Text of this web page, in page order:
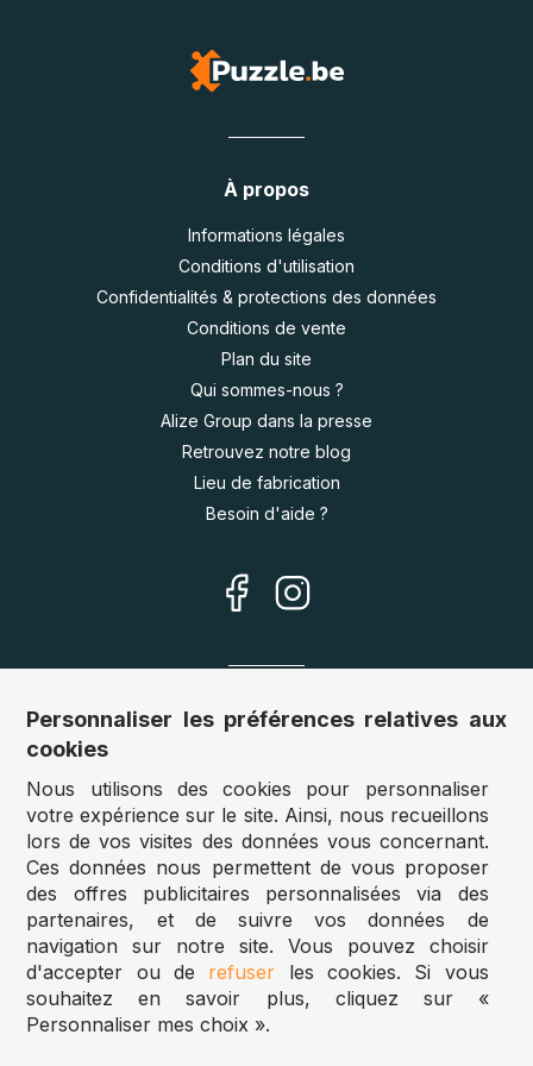
À propos
Informations légales
Conditions d'utilisation
Confidentialités & protections des données
Conditions de vente
Plan du site
Qui sommes-nous ?
Alize Group dans la presse
Retrouvez notre blog
Lieu de fabrication
Besoin d'aide ?
Nos sites
Autriche :www.puzzle.at
Belgique :www.puzzle.be
Royaume Uni :
www.jigsawpuzzle.co.uk
Accès revendeurs / détaillants
Vous avez un magasin ?
Vous souhaitez accéder à nos prix revendeurs ?
Personnaliser les préférences relatives aux
cookies
Nous utilisons des cookies pour personnaliser
votre expérience sur le site. Ainsi, nous recueillons
lors de vos visites des données vous concernant.
Ces données nous permettent de vous proposer
des offres publicitaires personnalisées via des
partenaires, et de suivre vos données de
navigation sur notre site. Vous pouvez choisir
d'accepter ou de refuser les cookies. Si vous
souhaitez en savoir plus, cliquez sur «
Personnaliser mes choix ».